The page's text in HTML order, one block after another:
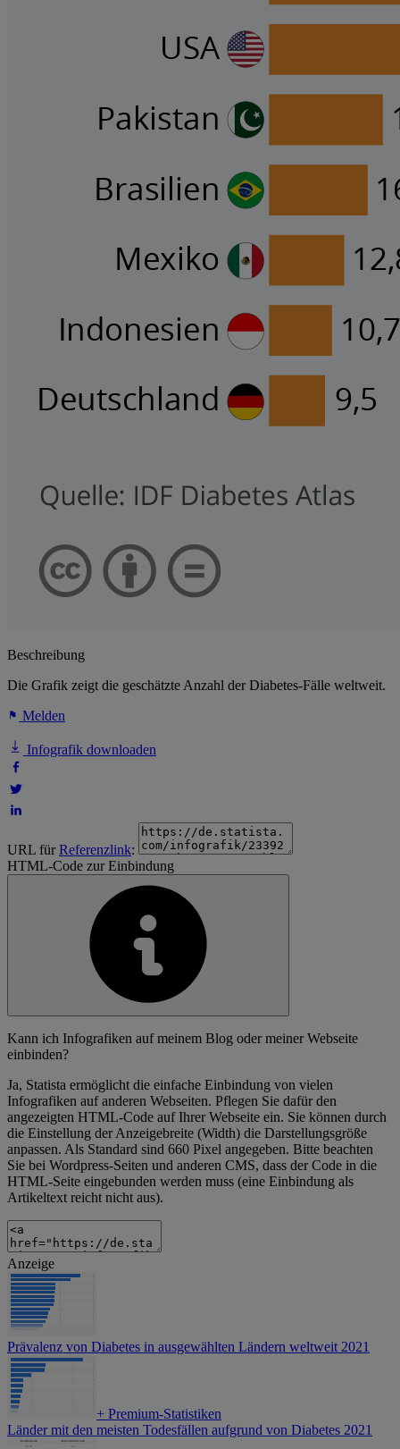
Beschreibung
Die Grafik zeigt die geschätzte Anzahl der Diabetes-Fälle weltweit.
Melden
Infografik downloaden
URL fürReferenzlink:
HTML-Code zur Einbindung
Kann ich Infografiken auf meinem Blog oder meiner Webseite
einbinden?
Ja, Statista ermöglicht die einfache Einbindung von vielen
Infografiken auf anderen Webseiten. Pflegen Sie dafür den
angezeigten HTML-Code auf Ihrer Webseite ein. Sie können durch
die Einstellung der Anzeigebreite (Width) die Darstellungsgröße
anpassen. Als Standard sind 660 Pixel angegeben. Bitte beachten
Sie bei Wordpress-Seiten und anderen CMS, dass der Code in die
HTML-Seite eingebunden werden muss (eine Einbindung als
Artikeltext reicht nicht aus).
Anzeige
Prävalenz von Diabetes in ausgewählten Ländern weltweit 2021
+ Premium-Statistiken
Länder mit den meisten Todesfällen aufgrund von Diabetes 2021